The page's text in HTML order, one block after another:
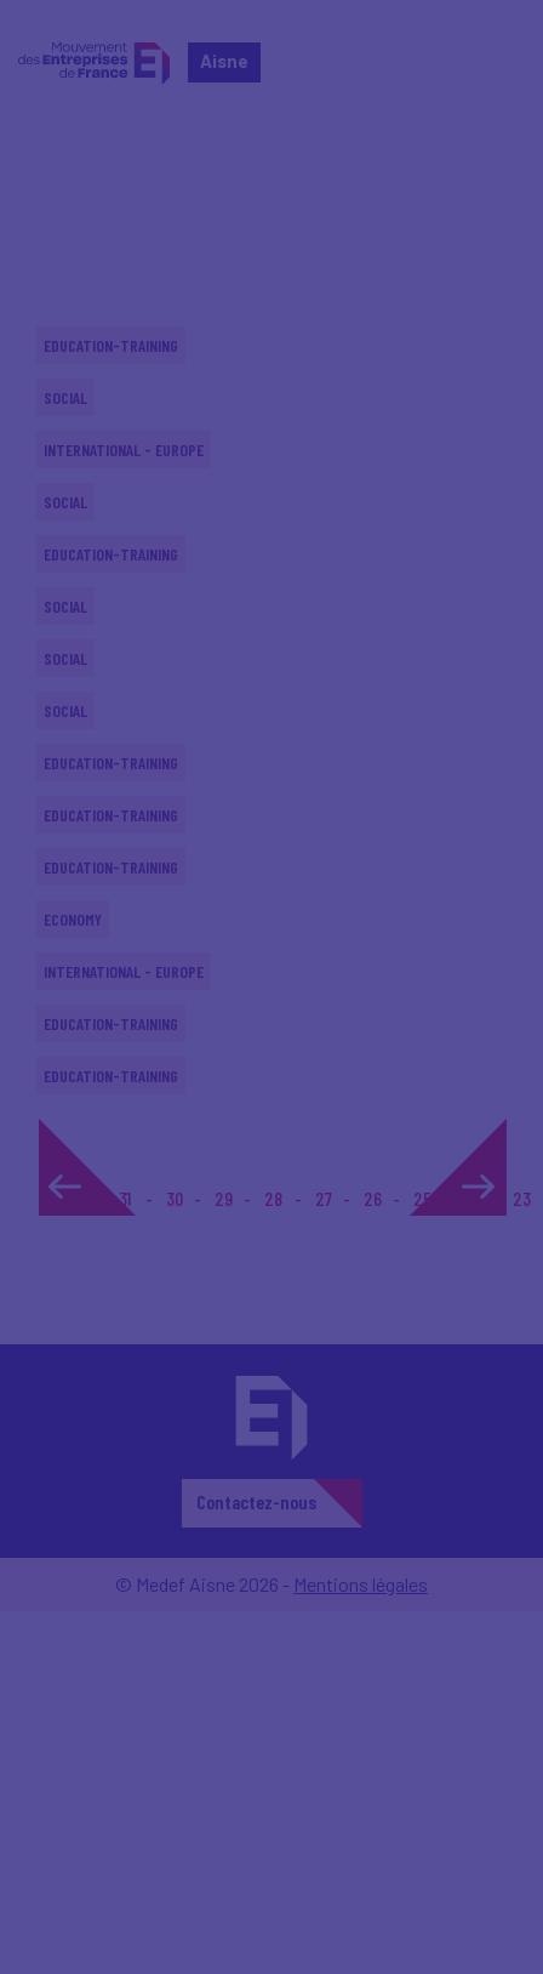
Aisne
EDUCATION-TRAINING
SOCIAL
INTERNATIONAL - EUROPE
SOCIAL
EDUCATION-TRAINING
SOCIAL
SOCIAL
SOCIAL
EDUCATION-TRAINING
EDUCATION-TRAINING
EDUCATION-TRAINING
ECONOMY
INTERNATIONAL - EUROPE
EDUCATION-TRAINING
EDUCATION-TRAINING
1... 31 30 29 28 27 26 25 24 23
Contactez-nous
© Medef Aisne 2026 - Mentions légales